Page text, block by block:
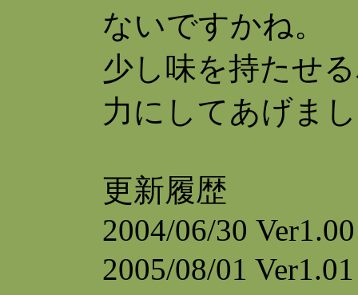
ないですかね。
少し味を持たせ
力にしてあげま
更新履歴
2004/06/30
2005/08/01